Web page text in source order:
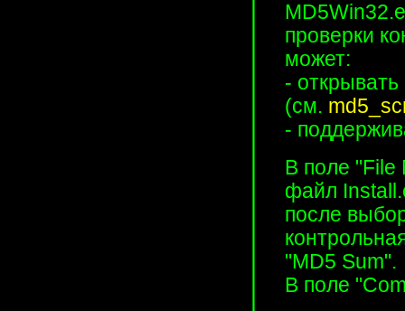
проверки
может:
-
(см.
-
В поле "File
файл
после
"MD5 Sum".
В поле